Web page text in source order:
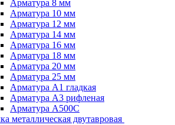
Арматура 8 мм
Арматура 10 мм
Арматура 12 мм
Арматура 14 мм
Арматура 16 мм
Арматура 18 мм
Арматура 20 мм
Арматура 25 мм
Арматура А1 гладкая
Арматура А3 рифленая
Арматура А500С
металлическая двутавровая